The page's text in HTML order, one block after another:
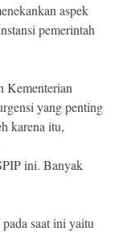
aspek
pemerintah
Kementerian
yang penting
karena itu,
ini. Banyak
saat ini yaitu